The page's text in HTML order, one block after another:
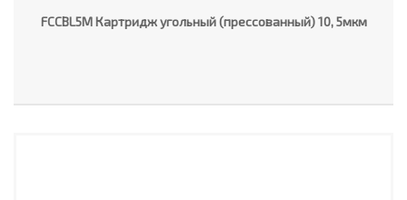
FCCBL5M Картридж угольный (прессованный) 10, 5мкм